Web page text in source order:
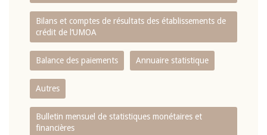
Bilans et comptes de résultats des établissements de
crédit de l‘UMOA
Balance des paiements Annuaire statistique
Autres
Bulletin mensuel de statistiques monétaires et
financières